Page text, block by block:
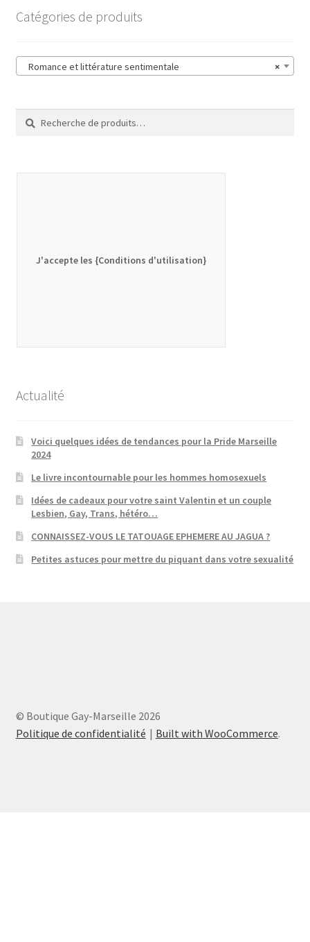
Catégories de produits
×
Romance et littérature sentimentale
Recherche
pour :
Recherche
J'accepte les {Conditions d'utilisation}
Actualité
Voici quelques idées de tendances pour la Pride Marseille
2024
Le livre incontournable pour les hommes homosexuels
Idées de cadeaux pour votre saint Valentin et un couple
Lesbien, Gay, Trans, hétéro…
CONNAISSEZ-VOUS LE TATOUAGE EPHEMERE AU JAGUA ?
Petites astuces pour mettre du piquant dans votre sexualité
© Boutique Gay-Marseille 2026
Politique de confidentialité
Built with WooCommerce.